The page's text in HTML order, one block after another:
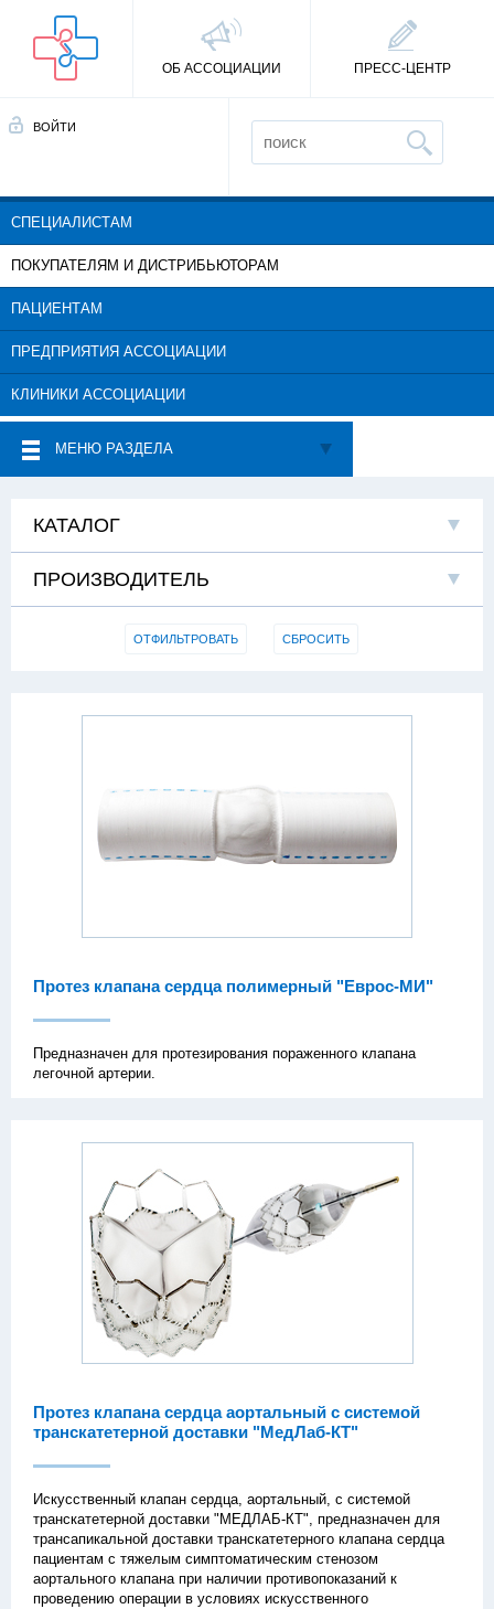
ОБ АССОЦИАЦИИ ПРЕСС-ЦЕНТР
ВОЙТИ
СПЕЦИАЛИСТАМ
ПОКУПАТЕЛЯМ И ДИСТРИБЬЮТОРАМ
ПАЦИЕНТАМ
ПРЕДПРИЯТИЯ АССОЦИАЦИИ
КЛИНИКИ АССОЦИАЦИИ
МЕНЮ РАЗДЕЛА
КАТАЛОГ
ПРОИЗВОДИТЕЛЬ
ОТФИЛЬТРОВАТЬ СБРОСИТЬ
Протез клапана сердца полимерный "Еврос-МИ"
Предназначен для протезирования пораженного клапана
легочной артерии.
Протез клапана сердца аортальный с системой
транскатетерной доставки "МедЛаб-КТ"
Искусственный клапан сердца, аортальный, с системой
транскатетерной доставки "МЕДЛАБ-КТ", предназначен для
трансапикальной доставки транскатетерного клапана сердца
пациентам с тяжелым симптоматическим стенозом
аортального клапана при наличии противопоказаний к
проведению операции в условиях искусственного